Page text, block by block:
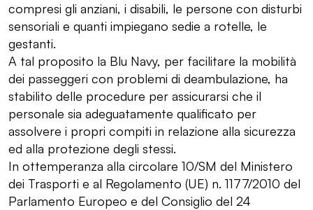
compresi gli anziani, i disabili, le persone con disturbi
sensoriali e quanti impiegano sedie a rotelle, le
gestanti.
A tal proposito la Blu Navy, per facilitare la mobilità
dei passeggeri con problemi di deambulazione, ha
stabilito delle procedure per assicurarsi che il
personale sia adeguatamente qualificato per
assolvere i propri compiti in relazione alla sicurezza
ed alla protezione degli stessi.
In ottemperanza alla circolare 10/SM del Ministero
dei Trasporti e al Regolamento (UE) n. 1177/2010 del
Parlamento Europeo e del Consiglio del 24